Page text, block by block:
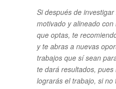
Si después de
motivado y alineado
que optas, te
y te abras a nuevas
trabajos que sí sean
te dará resultados,
lograrás el trabajo, si